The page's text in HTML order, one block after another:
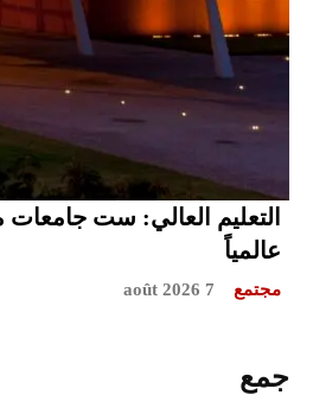
التعليم العالي: ست
عالمياً
مجتمع 7 août 2026
جمع